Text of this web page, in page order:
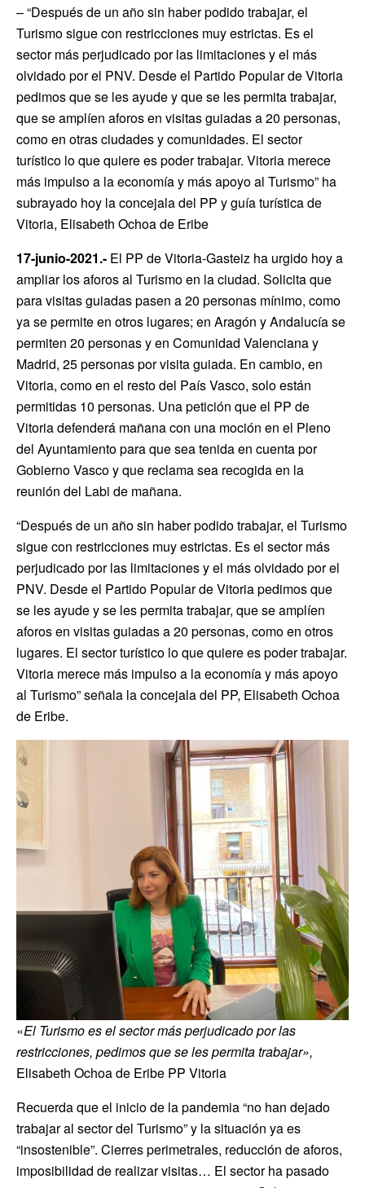
– “Después de un año sin haber podido trabajar, el
Turismo sigue con restricciones muy estrictas. Es el
sector más perjudicado por las limitaciones y el más
olvidado por el PNV. Desde el Partido Popular de Vitoria
pedimos que se les ayude y que se les permita trabajar,
que se amplíen aforos en visitas guiadas a 20 personas,
como en otras ciudades y comunidades. El sector
turístico lo que quiere es poder trabajar. Vitoria merece
más impulso a la economía y más apoyo al Turismo” ha
subrayado hoy la concejala del PP y guía turística de
Vitoria, Elisabeth Ochoa de Eribe
17-junio-2021.- El PP de Vitoria-Gasteiz ha urgido hoy a
ampliar los aforos al Turismo en la ciudad. Solicita que
para visitas guiadas pasen a 20 personas mínimo, como
ya se permite en otros lugares; en Aragón y Andalucía se
permiten 20 personas y en Comunidad Valenciana y
Madrid, 25 personas por visita guiada. En cambio, en
Vitoria, como en el resto del País Vasco, solo están
permitidas 10 personas. Una petición que el PP de
Vitoria defenderá mañana con una moción en el Pleno
del Ayuntamiento para que sea tenida en cuenta por
Gobierno Vasco y que reclama sea recogida en la
reunión del Labi de mañana.
“Después de un año sin haber podido trabajar, el Turismo
sigue con restricciones muy estrictas. Es el sector más
perjudicado por las limitaciones y el más olvidado por el
PNV. Desde el Partido Popular de Vitoria pedimos que
se les ayude y se les permita trabajar, que se amplíen
aforos en visitas guiadas a 20 personas, como en otros
lugares. El sector turístico lo que quiere es poder trabajar.
Vitoria merece más impulso a la economía y más apoyo
al Turismo” señala la concejala del PP, Elisabeth Ochoa
de Eribe.
«El Turismo es el sector más perjudicado por las
restricciones, pedimos que se les permita trabajar»,
Elisabeth Ochoa de Eribe PP Vitoria
Recuerda que el inicio de la pandemia “no han dejado
trabajar al sector del Turismo” y la situación ya es
“insostenible”. Cierres perimetrales, reducción de aforos,
imposibilidad de realizar visitas… El sector ha pasado